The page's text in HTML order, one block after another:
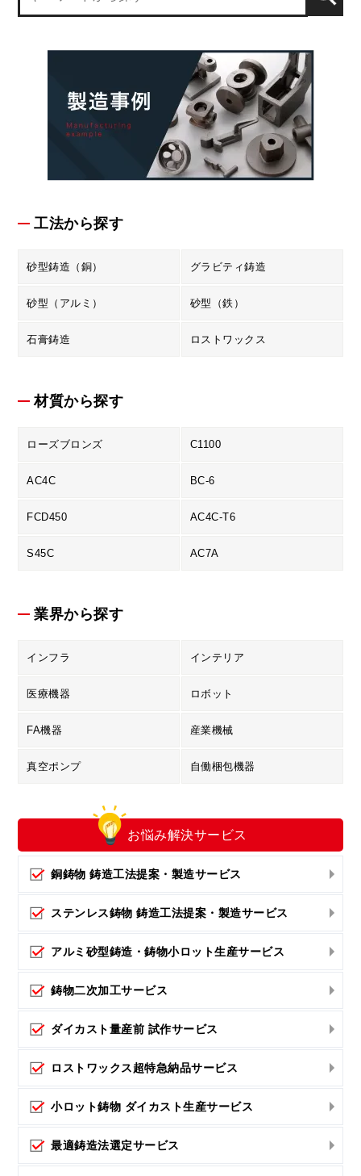
工法から探す
砂型鋳造（銅） グラビティ鋳造
砂型（アルミ） 砂型（鉄）
石膏鋳造 ロストワックス
材質から探す
ローズブロンズ C1100
AC4C BC-6
FCD450 AC4C-T6
S45C AC7A
業界から探す
インフラ インテリア
医療機器 ロボット
FA機器 産業機械
真空ポンプ 自働梱包機器
お悩み解決サービス
銅鋳物 鋳造工法提案・製造サービス
ステンレス鋳物 鋳造工法提案・製造サービス
アルミ砂型鋳造・鋳物小ロット生産サービス
鋳物二次加工サービス
ダイカスト量産前 試作サービス
ロストワックス超特急納品サービス
小ロット鋳物 ダイカスト生産サービス
最適鋳造法選定サービス